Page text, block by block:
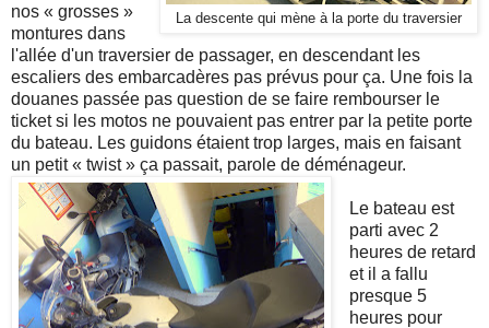
La descente qui mène à la porte du traversier
nos « grosses »
montures dans
l'allée d'un traversier de passager, en descendant les
escaliers des embarcadères pas prévus pour ça. Une fois la
douanes passée pas question de se faire rembourser le
ticket si les motos ne pouvaient pas entrer par la petite porte
du bateau. Les guidons étaient trop larges, mais en faisant
un petit « twist » ça passait, parole de déménageur.
Le bateau est
parti avec 2
heures de retard
et il a fallu
presque 5
heures pour